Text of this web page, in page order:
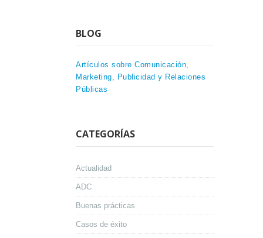
BLOG
Artículos sobre Comunicación,
Marketing, Publicidad y Relaciones
Públicas
CATEGORÍAS
Actualidad
ADC
Buenas prácticas
Casos de éxito